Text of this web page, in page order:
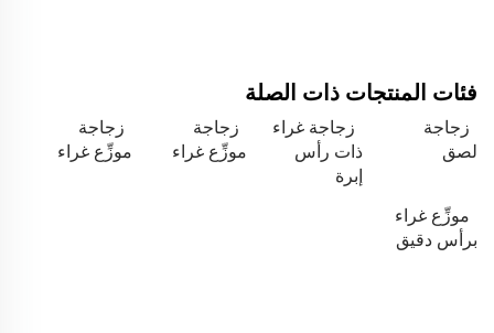
فئات المنتجات ذات الصلة
زجاجة
لصق
زجاجة غراء
ذات رأس
إبرة
زجاجة
موزِّع غراء
زجاجة
موزِّع غراء
موزِّع غراء
برأس دقيق